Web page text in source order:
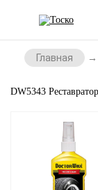
Главная
DW5343